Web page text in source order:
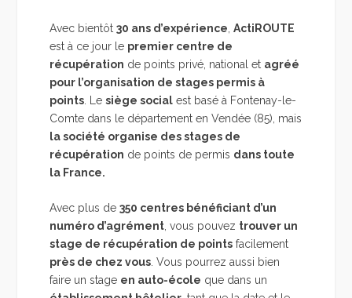
Avec bientôt 30 ans d’expérience ActiROUTE
est à ce jour le premier centre de
récupération de points privé, national et agréé
pour l’organisation de stages permis à
points. Le siège socialest basé à Fontenay-le-
Comte dans le département en Vendée (85), mais
la société organise des stages de
récupération de points de permis dans toute
la France.
Avec plus de 350 centres bénéficiant d’un
numéro d’agrément, vous pouvez trouver un
stage de récupération de pointsfacilement
près de chez vous. Vous pourrez aussi bien
faire un stage en auto-école que dans un